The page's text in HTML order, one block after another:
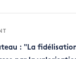
: "La